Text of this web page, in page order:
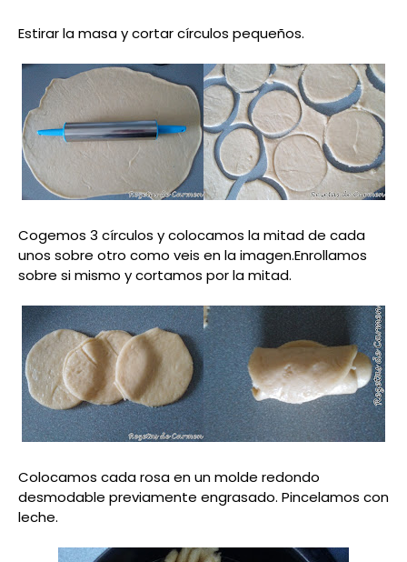
Estirar la masa y cortar círculos pequeños.
Cogemos 3 círculos y colocamos la mitad de cada
unos sobre otro como veis en la imagen.Enrollamos
sobre si mismo y cortamos por la mitad.
Colocamos cada rosa en un molde redondo
desmodable previamente engrasado. Pincelamos con
leche.